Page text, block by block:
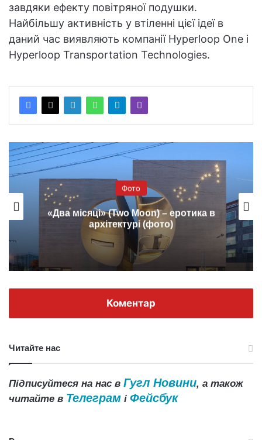
завдяки ефекту повітряної подушки.
Найбільшу активність у втіленні цієї ідеї в
даний час виявляють компанії Hyperloop One і
Hyperloop Transportation Technologies.
Фото
«Два місяці» (Two Moon) – еротика в
архітектурі (фото)
Коментар
Читайте нас
Підписуйтеся на нас в Гугл Новини, а також
читайте в Телеграм і Фейсбук